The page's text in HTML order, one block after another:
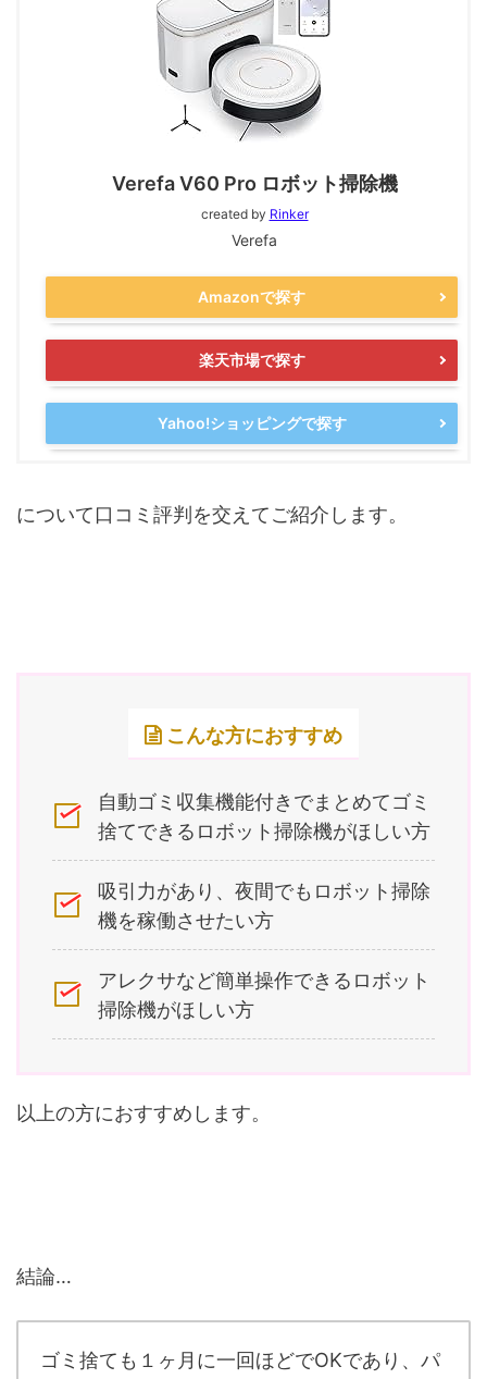
Verefa V60 Pro ロボット掃除機
created by Rinker
Verefa
Amazonで探す
楽天市場で探す
Yahoo!ショッピングで探す
について口コミ評判を交えてご紹介します。
こんな方におすすめ
自動ゴミ収集機能付きでまとめてゴミ
捨てできるロボット掃除機がほしい方
吸引力があり、夜間でもロボット掃除
機を稼働させたい方
アレクサなど簡単操作できるロボット
掃除機がほしい方
以上の方におすすめします。
結論…
ゴミ捨ても１ヶ月に一回ほどでOKであり、パ